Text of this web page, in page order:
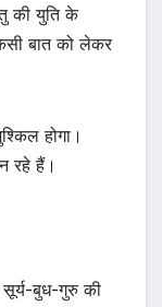
की युति के
बात को लेकर
होगा।
रहे हैं।
सूर्य-बुध-गुरु की